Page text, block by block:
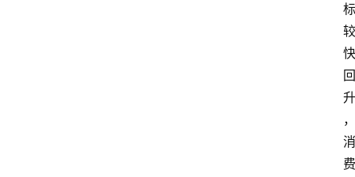
标
较
快
回
升
，
消
费